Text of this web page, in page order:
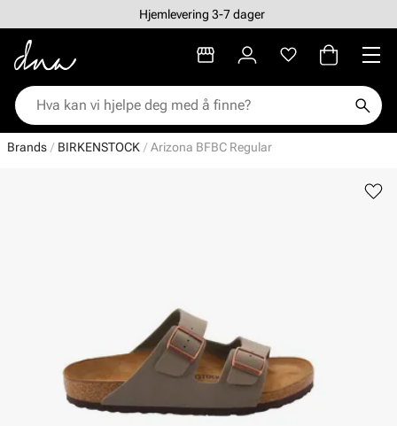
Hjemlevering 3-7 dager
Brands BIRKENSTOCK Arizona BFBC Regular